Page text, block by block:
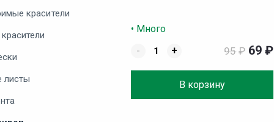
красители
листы
• Много
-
+
В корзину
95 ₽ 69₽